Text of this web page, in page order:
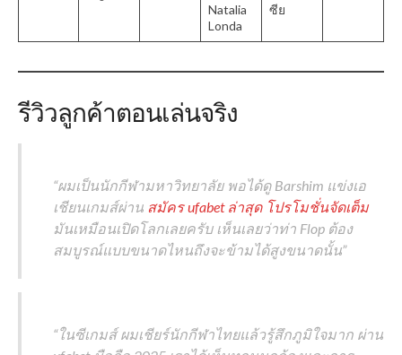
Natalia
Londa
ซีย
รีวิวลูกค้าตอนเล่นจริง
“ผมเป็นนักกีฬามหาวิทยาลัย พอได้ดู Barshim แข่งเอ
เชียนเกมส์ผ่าน สมัคร ufabet ล่าสุด โปรโมชั่นจัดเต็ม
มันเหมือนเปิดโลกเลยครับ เห็นเลยว่าท่า Flop ต้อง
สมบูรณ์แบบขนาดไหนถึงจะข้ามได้สูงขนาดนั้น”
“ในซีเกมส์ ผมเชียร์นักกีฬาไทยแล้วรู้สึกภูมิใจมาก ผ่าน